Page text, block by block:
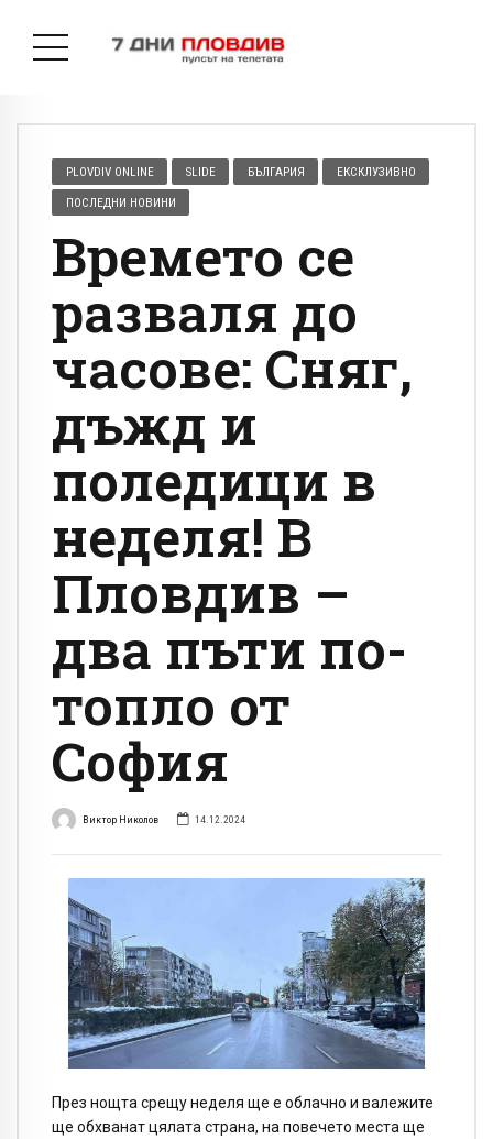
PLOVDIV ONLINE SLIDE БЪЛГАРИЯ ЕКСКЛУЗИВНО
ПОСЛЕДНИ НОВИНИ
Времето се
разваля до
часове: Сняг,
дъжд и
поледици в
неделя! В
Пловдив –
два пъти по-
топло от
София
Виктор Николов 14.12.2024
През нощта срещу неделя ще е облачно и валежите
ще обхванат цялата страна, на повечето места ще